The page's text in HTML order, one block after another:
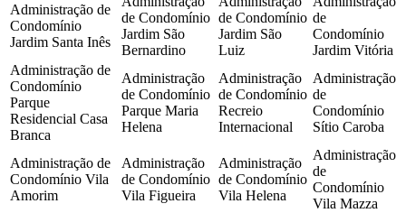
Administração de
Condomínio
Jardim Santa Inês
de Condomínio
Jardim São
Bernardino
de Condomínio
Jardim São
Luiz
de
Condomínio
Jardim Vitória
Administração de
Condomínio
Parque
Residencial Casa
Branca
Administração
de Condomínio
Parque Maria
Helena
Administração
de Condomínio
Recreio
Internacional
Administração
de
Condomínio
Sítio Caroba
Administração de
Condomínio Vila
Amorim
Administração
de Condomínio
Vila Figueira
Administração
de Condomínio
Vila Helena
Administração
de
Condomínio
Vila Mazza